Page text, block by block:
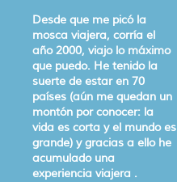
Desde que me picó la
mosca viajera, corría el
año 2000, viajo lo máximo
que puedo. He tenido la
suerte de estar en 70
países (aún me quedan un
montón por conocer: la
vida es corta y el mundo es
grande) y gracias a ello he
acumulado una
experiencia viajera .